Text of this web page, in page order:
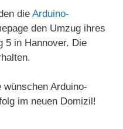
die Arduino-
den Umzug ihres
5 in Hannover. Die
Arduino-
im neuen Domizil!